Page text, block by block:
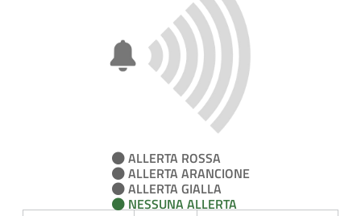
ALLERTA ROSSA
ALLERTA ARANCIONE
ALLERTA GIALLA
NESSUNA ALLERTA